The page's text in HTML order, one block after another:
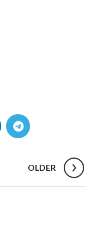
OLDER